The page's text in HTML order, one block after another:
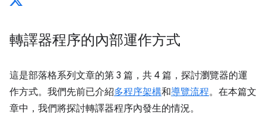
轉譯器程序的內部運作方式
這是部落格系列文章的第 3 篇，共 4 篇，探討瀏覽器的運
作方式。我們先前已介紹多程序架構和導覽流程。在本篇文
章中，我們將探討轉譯器程序內發生的情況。